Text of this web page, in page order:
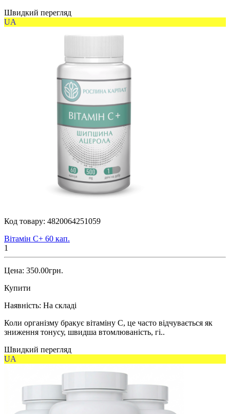
Швидкий перегляд
UA
Код товару: 4820064251059
Вітамін С+ 60 кап.
1
Цена: 350.00грн.
Купити
Наявність: На складі
Коли організму бракує вітаміну С, це часто відчувається як
зниження тонусу, швидша втомлюваність, гі..
Швидкий перегляд
UA